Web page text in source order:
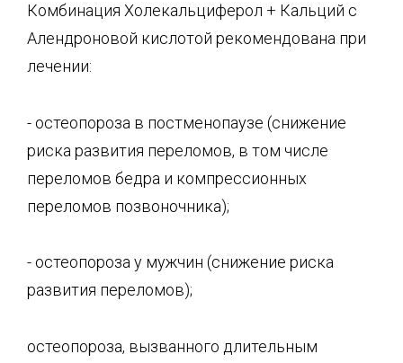
Комбинация Холекальциферол + Кальций с
Алендроновой кислотой рекомендована при
лечении:
- остеопороза в постменопаузе (снижение
риска развития переломов, в том числе
переломов бедра и компрессионных
переломов позвоночника);
- остеопороза у мужчин (снижение риска
развития переломов);
остеопороза, вызванного длительным